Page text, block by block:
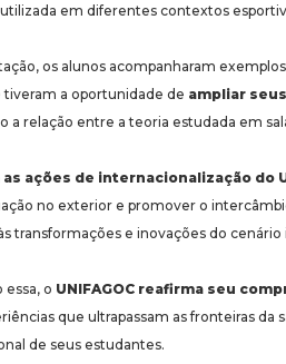
em diferentes contextos
os alunos acompanharam
a oportunidade de ampliar
a relação entre a teoria estudada em
ações de internacionalização do
no exterior e promover o
transformações e inovações do
o UNIFAGOC reafirma seu
que ultrapassam as fronteiras da
de seus estudantes.